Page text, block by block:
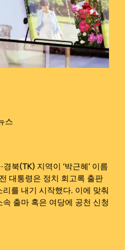
스
북(TK) 지역이 ‘박근혜’ 이름
대통령은 정치 회고록 출판
를 내기 시작했다. 이에 맞춰
출마 혹은 여당에 공천 신청